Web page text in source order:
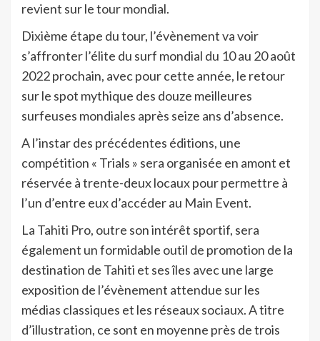
revient sur le tour mondial.
Dixième étape du tour, l’évènement va voir
s’affronter l’élite du surf mondial du 10 au 20 août
2022 prochain, avec pour cette année, le retour
sur le spot mythique des douze meilleures
surfeuses mondiales après seize ans d’absence.
A l’instar des précédentes éditions, une
compétition « Trials » sera organisée en amont et
réservée à trente-deux locaux pour permettre à
l’un d’entre eux d’accéder au Main Event.
La Tahiti Pro, outre son intérêt sportif, sera
également un formidable outil de promotion de la
destination de Tahiti et ses îles avec une large
exposition de l’évènement attendue sur les
médias classiques et les réseaux sociaux. A titre
d’illustration, ce sont en moyenne près de trois